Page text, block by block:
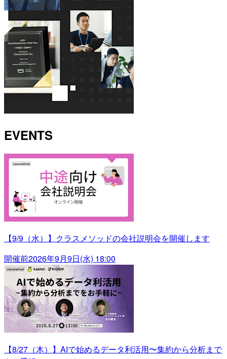
EVENTS
【9/9（水）】クラスメソッドの会社説明会を開催します
開催前2026年9月9日(水) 18:00
【8/27（木）】AIで始めるデータ利活用〜集約から分析まで